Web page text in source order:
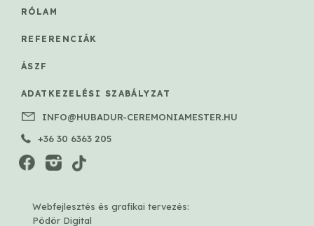
RÓLAM
REFERENCIÁK
ÁSZF
ADATKEZELÉSI SZABÁLYZAT
INFO@HUBADUR-CEREMONIAMESTER.HU
+36 30 6363 205
Webfejlesztés és grafikai tervezés:
Pödör Digital